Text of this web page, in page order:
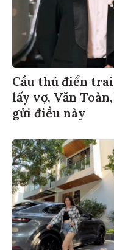
Cầu thủ điển
lấy vợ, Văn
gửi điều này